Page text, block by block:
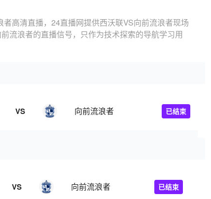
高清直播，24直播网提供西沃联VS向前流浪者现场
流浪者的直播信号，只作为技术探索的导航学习用
VS 向前流浪者 已结束
VS 向前流浪者 已结束